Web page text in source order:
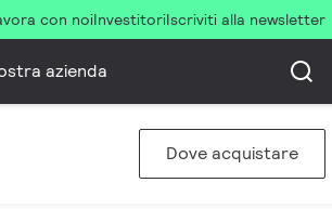
con noiInvestitoriIscriviti alla newsletter
azienda
Dove acquistare